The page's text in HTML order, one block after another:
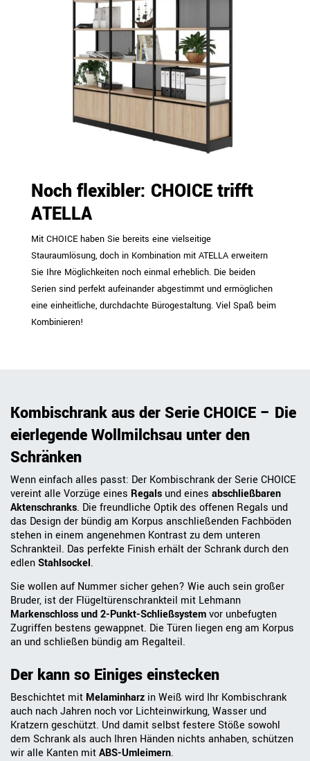
Noch flexibler: CHOICE trifft
ATELLA
Mit CHOICE haben Sie bereits eine vielseitige
Stauraumlösung, doch in Kombination mit ATELLA erweitern
Sie Ihre Möglichkeiten noch einmal erheblich. Die beiden
Serien sind perfekt aufeinander abgestimmt und ermöglichen
eine einheitliche, durchdachte Bürogestaltung. Viel Spaß beim
Kombinieren!
Kombischrank aus der Serie CHOICE – Die
eierlegende Wollmilchsau unter den
Schränken
Wenn einfach alles passt: Der Kombischrank der Serie CHOICE
vereint alle Vorzüge eines Regals und eines abschließbaren
Aktenschranks. Die freundliche Optik des offenen Regals und
das Design der bündig am Korpus anschließenden Fachböden
stehen in einem angenehmen Kontrast zu dem unteren
Schrankteil. Das perfekte Finish erhält der Schrank durch den
edlenStahlsockel.
Sie wollen auf Nummer sicher gehen? Wie auch sein großer
Bruder, ist der Flügeltürenschrankteil mit Lehmann
Markenschloss und 2-Punkt-Schließsystemvor unbefugten
Zugriffen bestens gewappnet. Die Türen liegen eng am Korpus
an und schließen bündig am Regalteil.
Der kann so Einiges einstecken
Beschichtet mit Melaminharz in Weiß wird Ihr Kombischrank
auch nach Jahren noch vor Lichteinwirkung, Wasser und
Kratzern geschützt. Und damit selbst festere Stöße sowohl
dem Schrank als auch Ihren Händen nichts anhaben, schützen
wir alle Kanten mitABS-Umleimern.